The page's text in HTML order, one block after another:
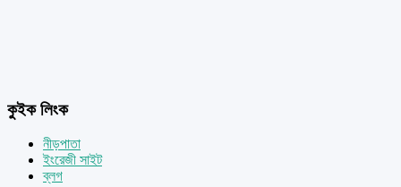
কুইক লিংক
নীড়পাতা
ইংরেজী সাইট
ব্লগ